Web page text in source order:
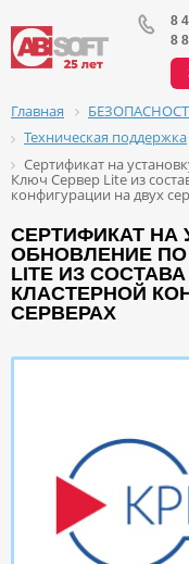
8
8
Главная
Техническая поддержка
Сертификат на
Ключ Сервер Lite из
конфигурации на двух
СЕРТИФИКАТ НА
ОБНОВЛЕНИЕ
LITE ИЗ
КЛАСТЕРНОЙ
СЕРВЕРАХ